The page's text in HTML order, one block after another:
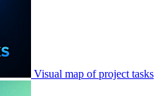
Visual map of project tasks